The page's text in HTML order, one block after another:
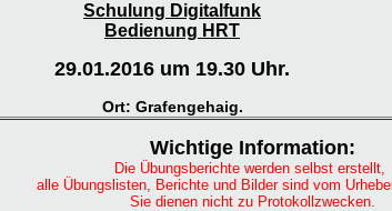
Schulung Digitalfunk
Bedienung HRT
29.01.2016 um 19.30 Uhr.
Ort: Grafengehaig.
Wichtige Information:
Die Übungsberichte werden selbst erstellt,
alle Übungslisten, Berichte und Bilder sind vom
Sie dienen nicht zu Protokollzwecken.